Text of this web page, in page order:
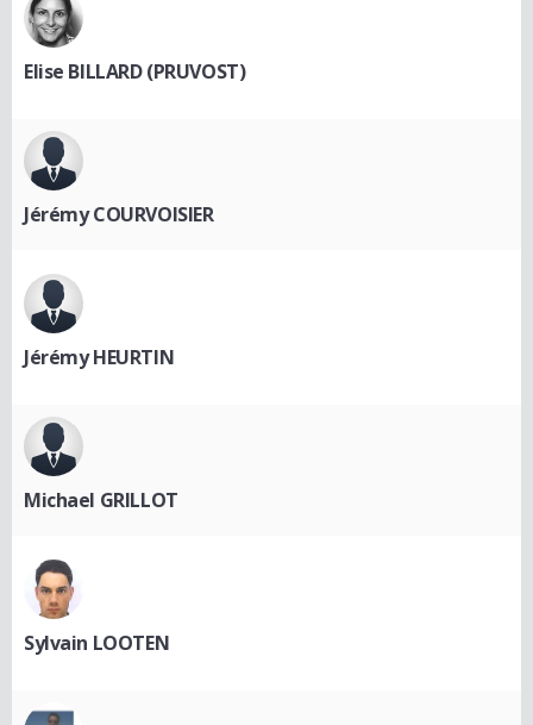
Elise BILLARD (PRUVOST)
Jérémy COURVOISIER
Jérémy HEURTIN
Michael GRILLOT
Sylvain LOOTEN